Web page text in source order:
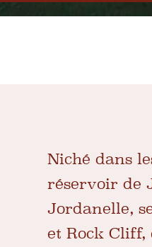
Niché dans
réservoir de
Jordanelle,
et Rock Cliff,